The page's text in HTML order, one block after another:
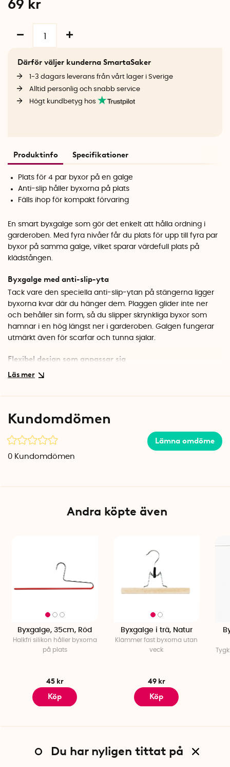
69 kr
Därför väljer kunderna SmartaSaker
1-3 dagars leverans från vårt lager i Sverige
Alltid personlig och snabb service
Högt kundbetyg hos
Produktinfo Specifikationer
Plats för 4 par byxor på en galge
Anti-slip håller byxorna på plats
Fälls ihop för kompakt förvaring
En smart byxgalge som gör det enkelt att hålla ordning i
garderoben. Med fyra nivåer får du plats för upp till fyra par
byxor på samma galge, vilket sparar värdefull plats på
klädstången.
Byxgalge med anti-slip-yta
Tack vare den speciella anti-slip-ytan på stängerna ligger
byxorna kvar där du hänger dem. Plaggen glider inte ner
och behåller sin form, så du slipper skrynkliga byxor som
hamnar i en hög längst ner i garderoben. Galgen fungerar
utmärkt även för scarfar och tunna sjalar.
Flexibel design som anpassar sig
Galgen går att fälla ihop så att den bara tar upp hälften av
intryck.
Specifikationer
Material: Polypropen
Kundomdömen
Lämna omdöme
0 Kundomdömen
Andra köpte även
Byxgalge, 35cm, Röd
Halkfri silikon håller byxorna
på plats
45 kr
Köp
Byxgalge i trä, Natur
Klämmer fast byxorna utan
veck
49 kr
Köp
Du har nyligen tittat på